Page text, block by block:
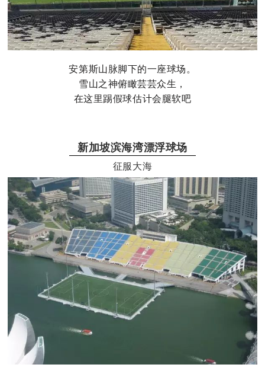
安第斯山脉脚下的一座球场。
雪山之神俯瞰芸芸众生，
在这里踢假球估计会腿软吧
新加坡滨海湾漂浮球场
征服大海